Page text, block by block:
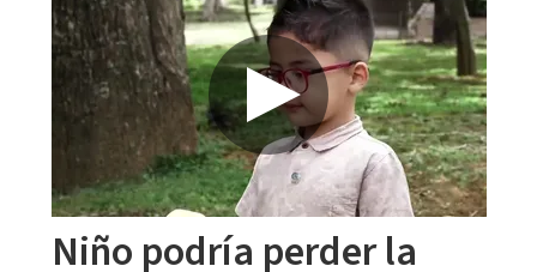
Niño podría perder la